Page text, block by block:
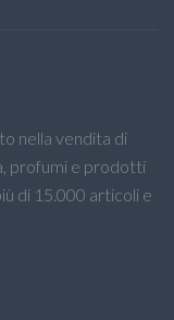
nella vendita di
profumi e prodotti
di 15.000 articoli e